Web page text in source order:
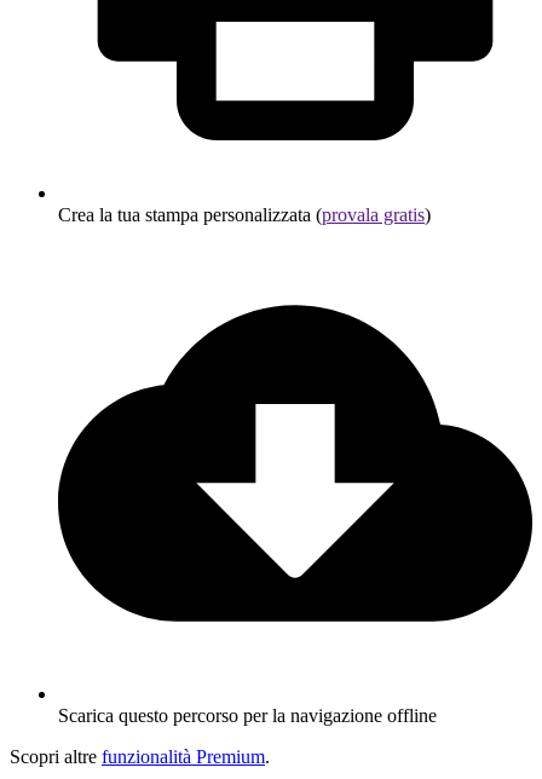
Crea la tua stampa personalizzata (provala gratis)
Scarica questo percorso per la navigazione offline
Scopri altre funzionalità Premium.